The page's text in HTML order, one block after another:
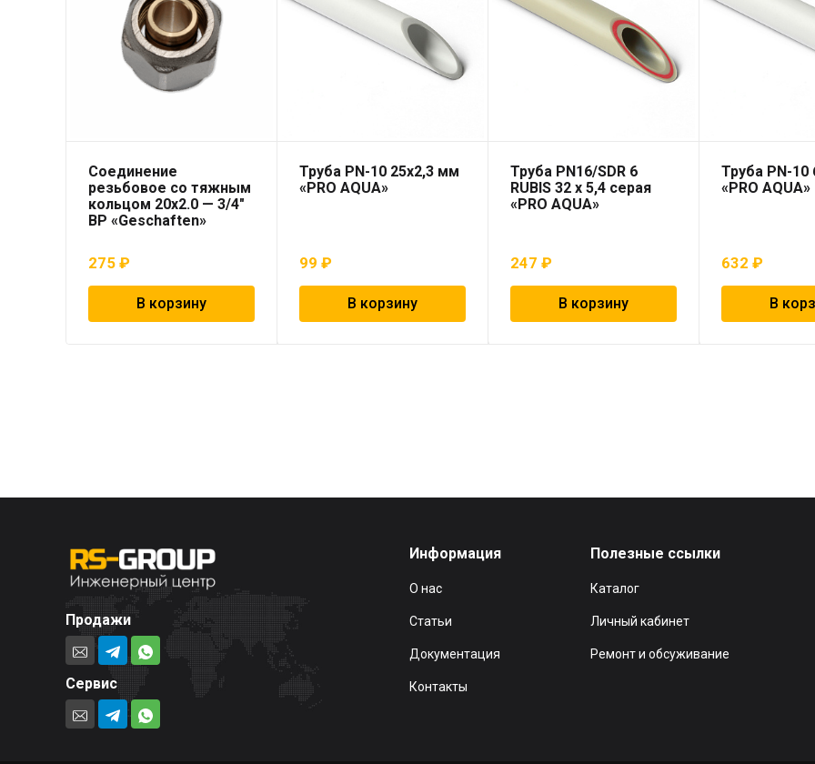
Соединение
резьбовое со тяжным
кольцом 20х2.0 — 3/4″
ВР «Geschaften»
275 ₽
В корзину
Труба PN-10 25х2,3 мм
«PRO AQUA»
99₽
В корзину
Труба PN16/SDR 6
RUBIS 32 x 5,4 серая
«PRO AQUA»
247₽
В корзину
Труба PN-10
«PRO AQUA»
632₽
В
Продажи
Сервис
Информация
О нас
Статьи
Документация
Контакты
Полезные ссылки
Каталог
Личный кабинет
Ремонт и обсуживание